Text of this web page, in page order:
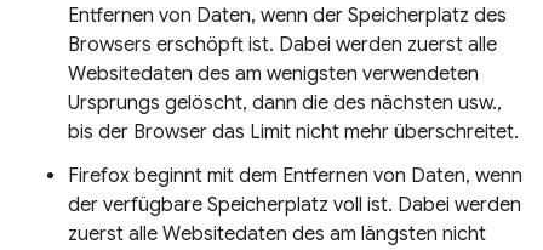
Entfernen von Daten, wenn der Speicherplatz des
Browsers erschöpft ist. Dabei werden zuerst alle
Websitedaten des am wenigsten verwendeten
Ursprungs gelöscht, dann die des nächsten usw.,
bis der Browser das Limit nicht mehr überschreitet.
Firefox beginnt mit dem Entfernen von Daten, wenn
der verfügbare Speicherplatz voll ist. Dabei werden
zuerst alle Websitedaten des am längsten nicht